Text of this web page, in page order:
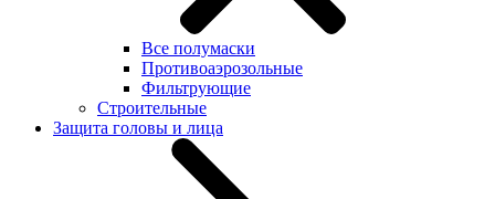
Все полумаски
Противоаэрозольные
Фильтрующие
Строительные
Защита головы и лица